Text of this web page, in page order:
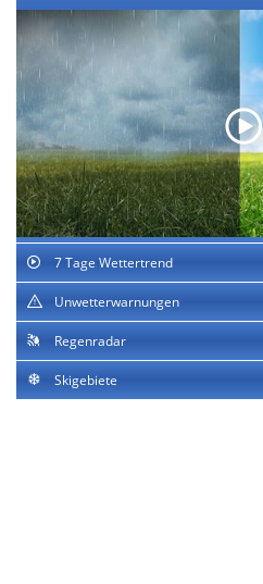
7 Tage Wettertrend
Unwetterwarnungen
Regenradar
Skigebiete